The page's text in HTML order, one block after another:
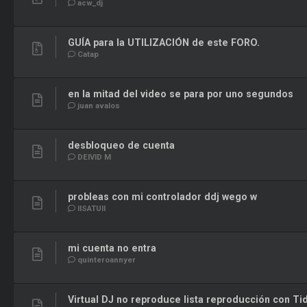
acw_dj
GUÍA para la UTILIZACIÓN de este FORO.
Catap
en la mitad del video se para por uno segundos
juan avalos
desbloqueo de cuenta
DEIVID M
probleas con mi controlador ddj wego w
IISATUII
mi cuenta no entra
quinteroannyer
Virtual DJ no reproduce lista reproducción con